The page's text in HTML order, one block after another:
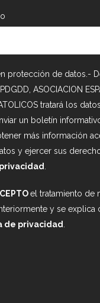
protección de datos.-
ASOCIACION
tratará los
un boletín
más información
y ejercer sus
el tratamiento de
y se explica
de privacidad